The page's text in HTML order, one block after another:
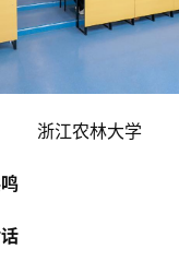
浙江农林大学